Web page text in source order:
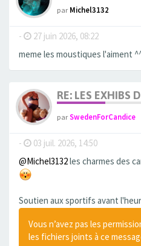
parMichel3132
- 27 juin 2026, 08:22
meme les moustiques l'aiment
RE: LES EXHIBS
parSwedenForCandice
- 03 juil. 2026, 14:50
@Michel3132les charmes des
Soutien aux sportifs avant
Vous n’avez pas les
les fichiers joints à ce